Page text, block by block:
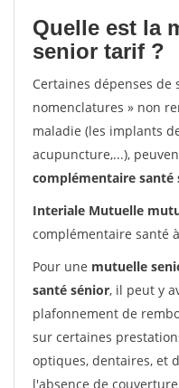
Quelle est la
senior tarif ?
Certaines dépenses de
nomenclatures » non
maladie (les implants
acupuncture,...),
complémentaire santé
Interiale Mutuelle
complémentaire santé à
Pour une mutuelle
santé sénior, il peut y
plafonnement de
sur certaines
optiques, dentaires, et
l'absence de